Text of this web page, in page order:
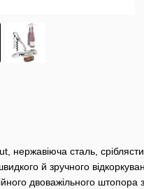
нержавіюча сталь,
й зручного
двоважільного штопора